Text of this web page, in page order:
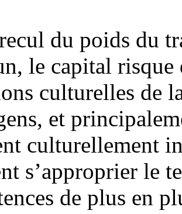
du poids du
le capital
culturelles de
et
culturellement
s’approprier le
de plus en